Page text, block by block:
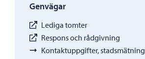
Genvägar
Lediga tomter
Respons och rådgivning
Kontaktuppgifter, stadsmätning